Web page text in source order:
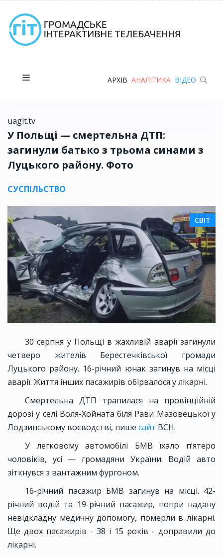
АРХІВ АНАЛІТИКА ВІДЕО
uagit.tv
У Польщі — смертельна ДТП:
загинули батько з трьома синами з
Луцького району. Фото
СУСПІЛЬСТВО
СВІТ
30 серпня у Польщі в жахливій аварії загинули
четверо жителів Берестечківської громади
Луцького району. 16-річний юнак загинув на місці
аварії. Життя інших пасажирів обірвалося у лікарні.
Смертельна ДТП трапилася на провінційній
дорозі у селі Воля-Хойната біля Рави Мазовецької у
Лодзинському воєводстві, пише сайт ВСН.
У легковому автомобілі БМВ їхало п’ятеро
чоловіків, усі — громадяни України. Водій авто
зіткнувся з вантажним фургоном.
16-річний пасажир БМВ загинув на місці. 42-
річний водій та 19-річний пасажир, попри надану
невідкладну медичну допомогу, померли в лікарні.
Ще двох пасажирів - 38 і 15 років - доправили до
лікарні.